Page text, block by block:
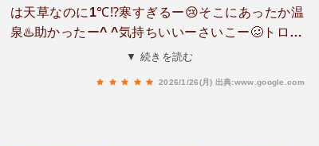
は天草なのに1℃⁉️寒すぎるー😢そこにあったか温
泉♨️助かったー^ ^気持ちいいーさいこー🥴トロト
ロのお湯はいいね👍ただユニークな温泉♨️でした^
▼ 続きを読む
2026/1/26(月) 出典:www.google.com